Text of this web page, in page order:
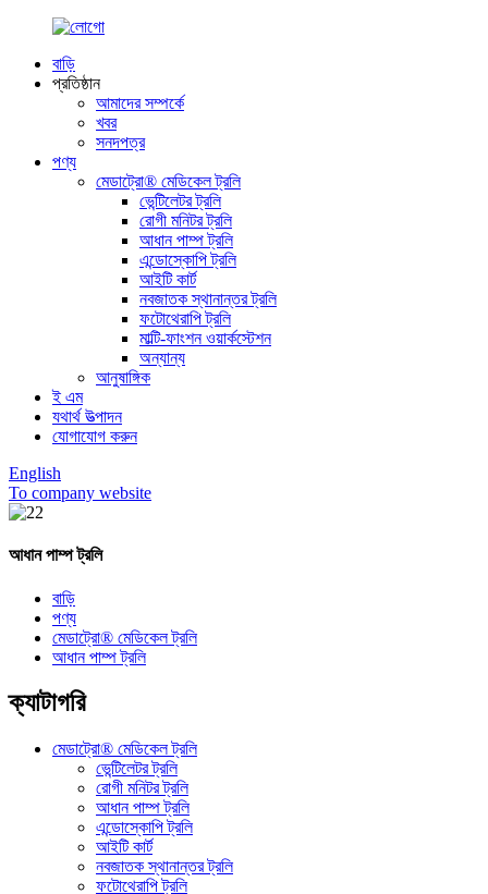
বাড়ি
প্রতিষ্ঠান
আমাদের সম্পর্কে
খবর
সনদপত্র
পণ্য
মেডাট্রো® মেডিকেল ট্রলি
ভেন্টিলেটর ট্রলি
রোগী মনিটর ট্রলি
আধান পাম্প ট্রলি
এন্ডোস্কোপি ট্রলি
আইটি কার্ট
নবজাতক স্থানান্তর ট্রলি
ফটোথেরাপি ট্রলি
মাল্টি-ফাংশন ওয়ার্কস্টেশন
অন্যান্য
আনুষাঙ্গিক
ই এম
যথার্থ উত্পাদন
যোগাযোগ করুন
English
To company website
আধান পাম্প ট্রলি
বাড়ি
পণ্য
মেডাট্রো® মেডিকেল ট্রলি
আধান পাম্প ট্রলি
ক্যাটাগরি
মেডাট্রো® মেডিকেল ট্রলি
ভেন্টিলেটর ট্রলি
রোগী মনিটর ট্রলি
আধান পাম্প ট্রলি
এন্ডোস্কোপি ট্রলি
আইটি কার্ট
নবজাতক স্থানান্তর ট্রলি
ফটোথেরাপি ট্রলি